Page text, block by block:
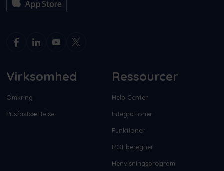
Virksomhed
Omkring
Prisfastsættelse
Ressourcer
Help Center
Integrationer
Funktioner
ROI-beregner
Henvisningsprogram